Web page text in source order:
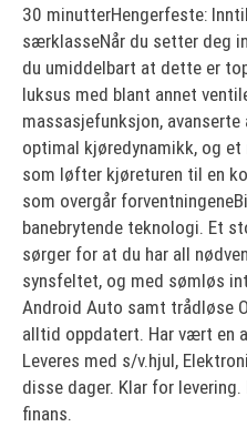
30 minutterHengerfeste:
særklasseNår du setter deg
du umiddelbart at dette er
luksus med blant annet
massasjefunksjon,
optimal kjøredynamikk, og
som løfter kjøreturen til en
som overgår
banebrytende teknologi. Et
sørger for at du har all
synsfeltet, og med sømløs
Android Auto samt trådløse
alltid oppdatert. Har vært en
Leveres med s/v.hjul,
disse dager. Klar for
finans.